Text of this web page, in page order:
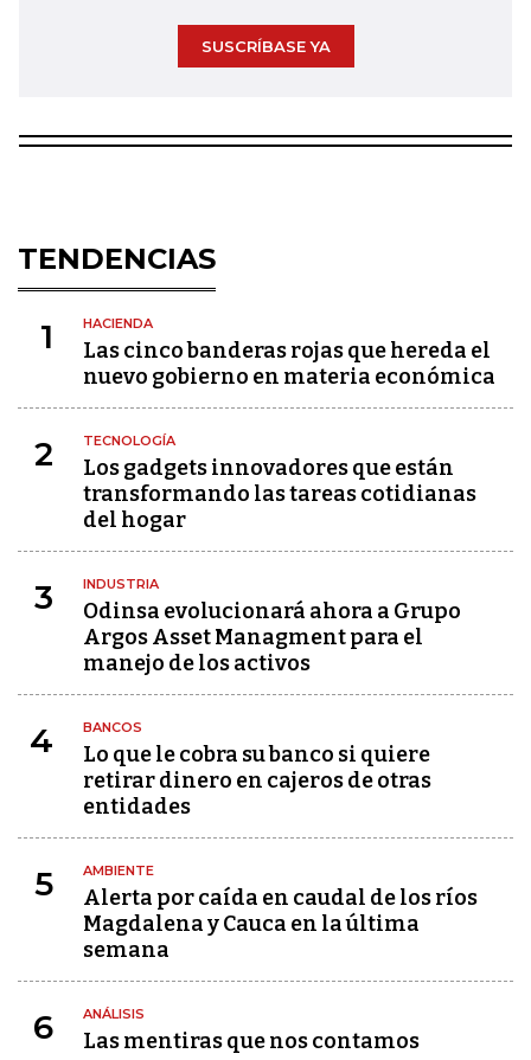
SUSCRÍBASE YA
TENDENCIAS
1 HACIENDA
Las cinco banderas rojas que hereda el
nuevo gobierno en materia económica
2 TECNOLOGÍA
Los gadgets innovadores que están
transformando las tareas cotidianas
del hogar
3 INDUSTRIA
Odinsa evolucionará ahora a Grupo
Argos Asset Managment para el
manejo de los activos
4 BANCOS
Lo que le cobra su banco si quiere
retirar dinero en cajeros de otras
entidades
5 AMBIENTE
Alerta por caída en caudal de los ríos
Magdalena y Cauca en la última
semana
6 ANÁLISIS
Las mentiras que nos contamos